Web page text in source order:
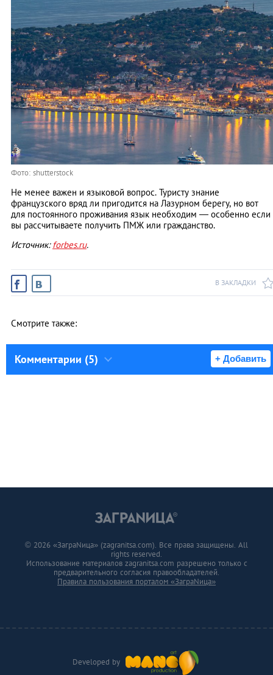
Фото: shutterstock
Не менее важен и языковой вопрос. Туристу знание
французского вряд ли пригодится на Лазурном берегу, но вот
для постоянного проживания язык необходим — особенно если
вы рассчитываете получить ПМЖ или гражданство.
Источник:forbes.ru.
В ЗАКЛАДКИ
Смотрите также:
Комментарии (5) + Добавить
Developed by
© 2026 «ЗаграNица» (zagranitsa.com). Все права защищены. All
rights reserved.
Использование материалов zagranitsa.com разрешено только с
предварительного согласия правообладателей.
Правила пользования порталом «ЗаграNица»